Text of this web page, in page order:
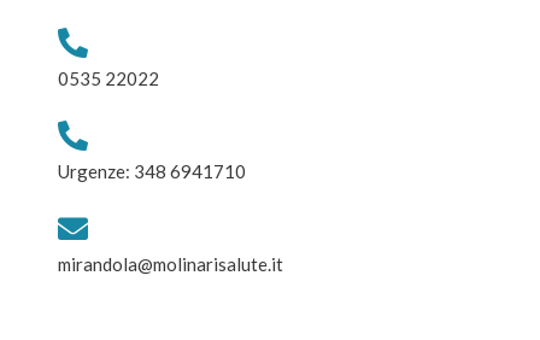
0535 22022
Urgenze: 348 6941710
mirandola@molinarisalute.it